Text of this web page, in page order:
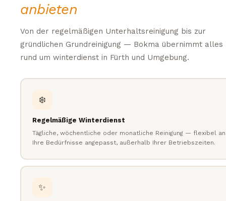
anbieten
Von der regelmäßigen Unterhaltsreinigung bis zur
gründlichen Grundreinigung — Bokma übernimmt alles
rund um winterdienst in Fürth und Umgebung.
❄️
Regelmäßige Winterdienst
Tägliche, wöchentliche oder monatliche Reinigung — flexibel an
Ihre Bedürfnisse angepasst, außerhalb Ihrer Betriebszeiten.
✨